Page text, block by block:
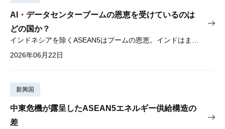
AI・データセンターブームの恩恵を受けているのは
どの国か？
インドネシアを除くASEAN5はブームの恩恵。インドはまだブームに乗り切れず
2026年06月22日
新興国
中東危機が露呈したASEAN5エネルギー供給構造の
差